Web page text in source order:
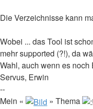
Die Verzeichnisse kann
Wobei ... das Tool ist
mehr supported (?!), da
Wahl, auch wenn es noch
Servus, Erwin
--
Mein «
» Thema